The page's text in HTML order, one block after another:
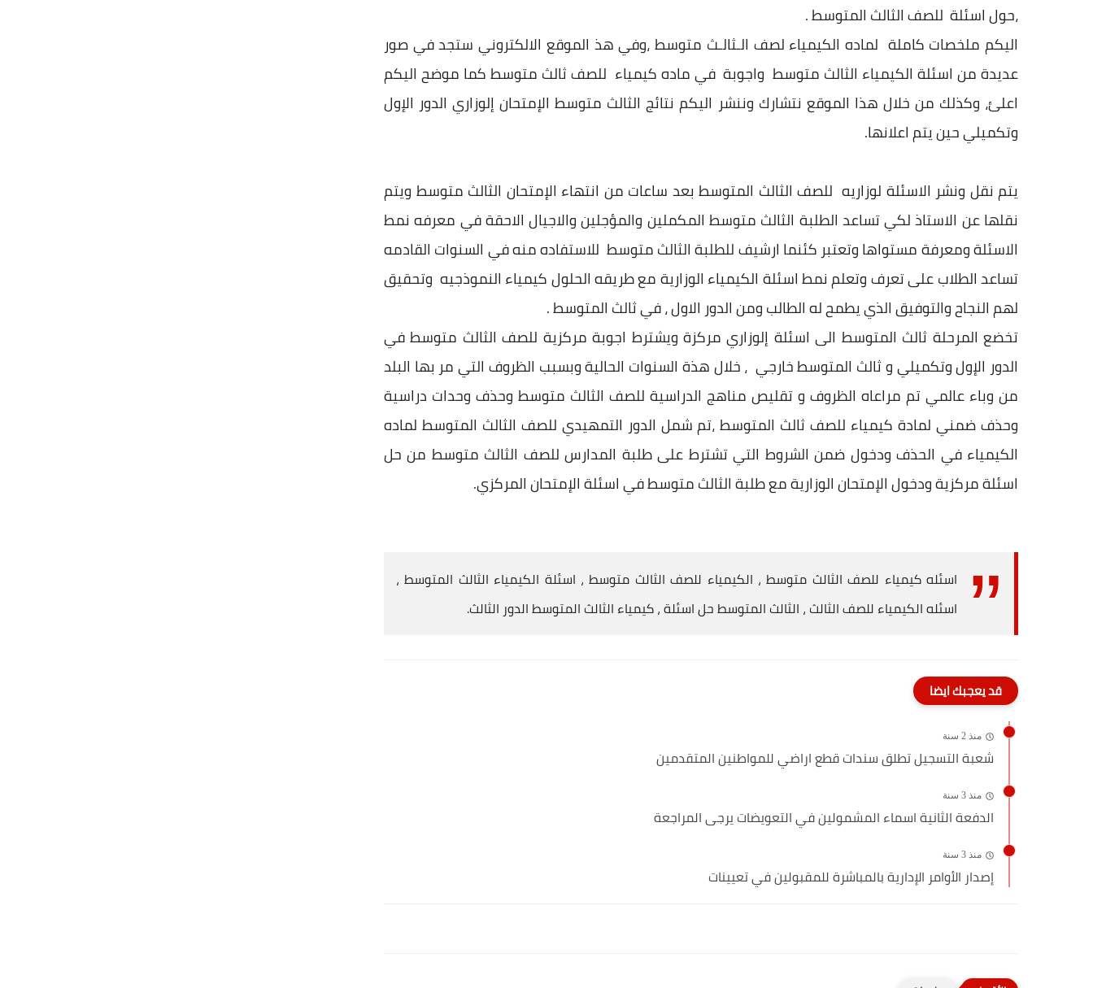
،حولاسئلة للصف الثالث المتوسط.
اليكم ملخصات كاملة لماده الكيمياء لصف الـثالـث متوسط،وفي هذ الموقع الالكتروني ستجد في صور
عديدة من اسئلة الكيمياء الثالث متوسطواجوبة في ماده كيمياء للصف ثالث متوسط كما موضح اليكم
اعلئ، وكذلك من خلال هذا الموقع نتشارك وننشر اليكم نتائج الثالث متوسط الإمتحان إلوزاري الدور الإول
وتكميلي حين يتم اعلانها.
يتم نقل ونشر الاسئلة لوزاريه للصف الثالث المتوسط بعد ساعات من انتهاء الإمتحان الثالث متوسط ويتم
نقلها عن الاستاذ لكي تساعد الطلبة الثالث متوسط المكملين والمؤجلين والاجيال الاحقة في معرفه نمط
الاسئلة ومعرفة مستواها وتعتبر كئنما ارشيف للطلبةالثالث متوسط للاستفاده منه في السنوات القادمه
تساعد الطلاب على تعرف وتعلم نمط اسئلة الكيمياء الوزارية مع طريقه الحلول كيمياء النموذجيه وتحقيق
لهم النجاح والتوفيق الذي يطمح له الطالب ومن الدور الاول ، في ثالث المتوسط .
تخضع المرحلة ثالث المتوسط الى اسئلة إلوزاريمركزة ويشترط اجوبة مركزية للصف الثالث متوسط في
الدور الإول وتكميلي و ثالث المتوسط خارجي ، خلال هذة السنوات الحالية وبسبب الظروف التي مر بها البلد
من وباء عالمي تم مراعاه الظروف و تقليص مناهج الدراسية للصف الثالث متوسط وحذف وحدات دراسية
وحذف ضمني لمادة كيمياء للصف ثالث المتوسط ،تم شمل الدور التمهيدي للصف الثالث المتوسط لماده
الكيمياء في الحذف ودخول ضمن الشروط التي تشترط على طلبة المدارس للصف الثالث متوسط من حل
اسئلة مركزيةودخول الإمتحان الوزارية مع طلبة الثالث متوسط في اسئلة الإمتحان المركزي.
اسئله كيمياء للصف الثالث متوسط ، الكيمياء للصف الثالث متوسط ، اسئلة الكيمياء الثالث المتوسط ،
اسئله الكيمياء للصف الثالث ، الثالث المتوسط حل اسئلة ، كيمياء الثالث المتوسط الدور الثالث.
قد يعجبك ايضا
منذ 2 سنة
شعبة التسجيل تطلق سندات قطع اراضي للمواطنين المتقدمين
منذ 3 سنة
الدفعة الثانية اسماء المشمولين في التعويضات يرجى المراجعة
منذ 3 سنة
إصدار الأوامر الإدارية بالمباشرة للمقبولين في تعيينات